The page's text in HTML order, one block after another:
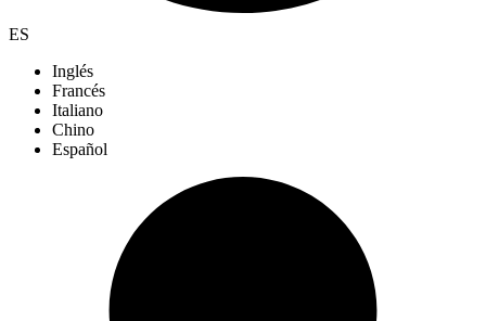
ES
Inglés
Francés
Italiano
Chino
Español